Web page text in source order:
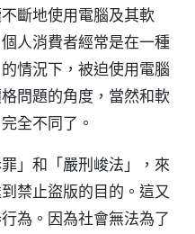
斷地使用電腦及其軟
人消費者經常是在一種
情況下，被迫使用電腦
問題的角度，當然和軟
全不同了。
」和「嚴刑峻法」，來
禁止盜版的目的。這又
為。因為社會無法為了